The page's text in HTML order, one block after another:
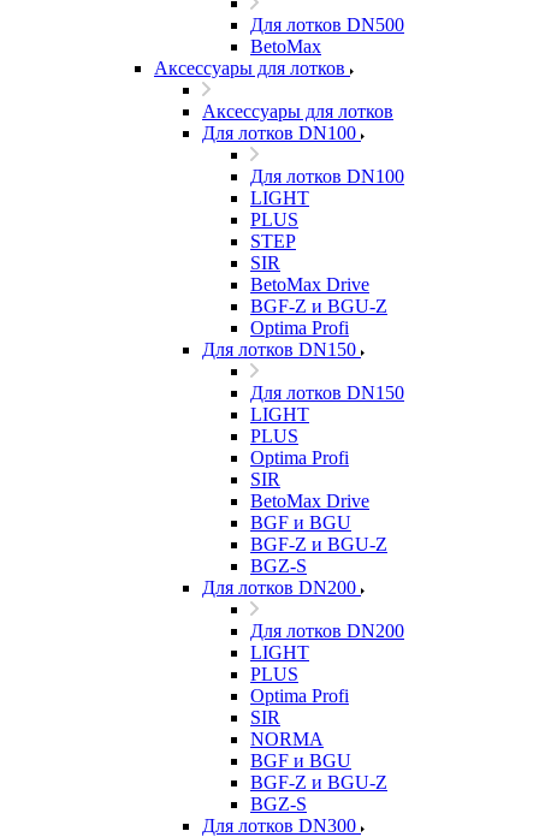
Для лотков DN500
BetoMax
Аксессуары для лотков
Аксессуары для лотков
Для лотков DN100
Для лотков DN100
LIGHT
PLUS
STEP
SIR
BetoMax Drive
BGF-Z и BGU-Z
Optima Profi
Для лотков DN150
Для лотков DN150
LIGHT
PLUS
Optima Profi
SIR
BetoMax Drive
BGF и BGU
BGF-Z и BGU-Z
BGZ-S
Для лотков DN200
Для лотков DN200
LIGHT
PLUS
Optima Profi
SIR
NORMA
BGF и BGU
BGF-Z и BGU-Z
BGZ-S
Для лотков DN300